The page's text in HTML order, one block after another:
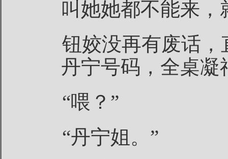
叫她她都不能来，
钮姣没再有废话
丹宁号码，全桌凝
“喂？”
“丹宁姐。”